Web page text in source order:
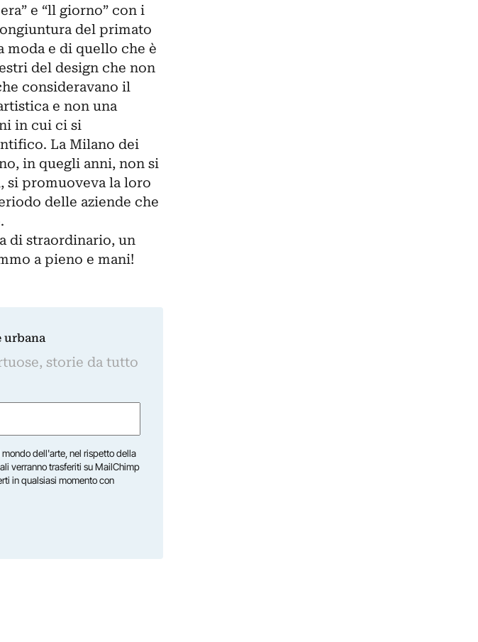
e “ll giorno” con i
del primato
moda e di quello che è
del design che non
consideravano il
e non una
in cui ci si
La Milano dei
in quegli anni, non si
si promuoveva la loro
delle aziende che
di straordinario, un
a pieno e mani!
urbana
storie da tutto
dell'arte, nel rispetto della
verranno trasferiti su MailChimp
in qualsiasi momento con